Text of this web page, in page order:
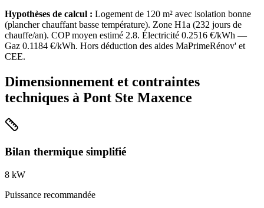
Hypothèses de calcul : Logement de 120 m² avec isolation bonne
(plancher chauffant basse température). Zone H1a (232 jours de
chauffe/an). COP moyen estimé 2.8. Électricité 0.2516 €/kWh —
Gaz 0.1184 €/kWh. Hors déduction des aides MaPrimeRénov' et
CEE.
Dimensionnement et contraintes
techniques à Pont Ste Maxence
Bilan thermique simplifié
8 kW
Puissance recommandée